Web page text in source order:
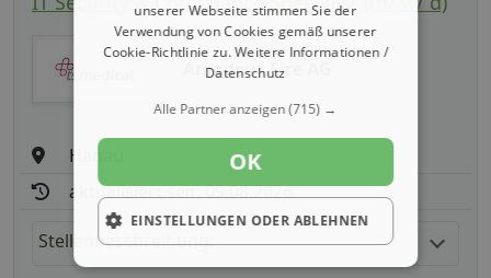
Amadeus Fire AG
Hanau
aktualisiert seit: 09.08.2026
Stellenbeschreibung:
unserer Webseite stimmen Sie der
Verwendung von Cookies gemäß unserer
Cookie-Richtlinie zu.Weitere Informationen /
Datenschutz
Alle Partner anzeigen(715) →
OK
EINSTELLUNGEN ODER ABLEHNEN